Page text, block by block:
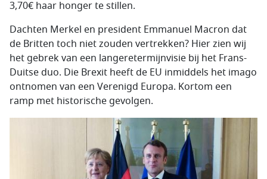
3,70€ haar honger te stillen.
Dachten Merkel en president Emmanuel Macron dat
de Britten toch niet zouden vertrekken? Hier zien wij
het gebrek van een langeretermijnvisie bij het Frans-
Duitse duo. Die Brexit heeft de EU inmiddels het imago
ontnomen van een Verenigd Europa. Kortom een
ramp met historische gevolgen.